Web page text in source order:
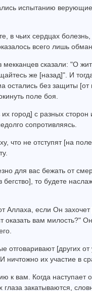
испытанию
в чьих сердцах
всего лишь
мекканцев сказали: "О
же [назад]". И
без защиты [от
поле боя.
город] с разных
сопротивляясь.
что не отступят [на
для вас бежать от
то будете
Аллаха, если Он захочет
оказать вам милость?"
отговаривают [других
ничтожно их участие в
к вам. Когда наступает
закатываются,